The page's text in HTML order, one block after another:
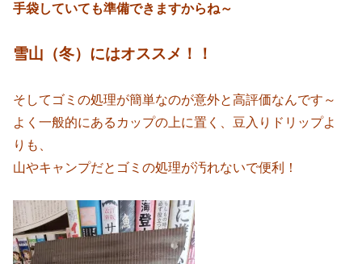
手袋していても準備できますからね～
雪山（冬）にはオススメ！！
そしてゴミの処理が簡単なのが意外と高評価なんです～
よく一般的にあるカップの上に置く、豆入りドリップよ
りも、
山やキャンプだとゴミの処理が汚れないで便利！